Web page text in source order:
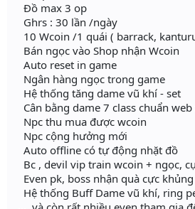
Đồ max 3 op
Ghrs : 30 lần /ngày
10 Wcoin /1 quái ( barrack,
Bán ngọc vào Shop nhận Wcoin
Auto reset in game
Ngân hàng ngọc trong game
Hệ thống tăng dame vũ khí - set
Cân bằng dame 7 class chuẩn web
Npc thu mua được wcoin
Npc cộng hưởng mới
Auto offline có tự động nhặt đồ
Bc , devil vip train wcoin + ngọc,
Even pk, boss nhận quà cực khủng
Hệ thống Buff Dame vũ khí, ring